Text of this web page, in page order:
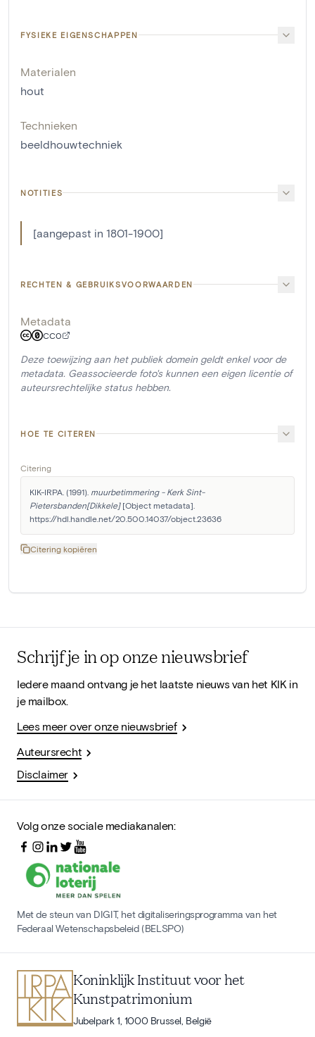
FYSIEKE EIGENSCHAPPEN
Materialen
hout
Technieken
beeldhouwtechniek
NOTITIES
[aangepast in 1801-1900]
RECHTEN & GEBRUIKSVOORWAARDEN
Metadata
CC0
Deze toewijzing aan het publiek domein geldt enkel voor de
metadata. Geassocieerde foto's kunnen een eigen licentie of
auteursrechtelijke status hebben.
HOE TE CITEREN
Citering
KIK-IRPA. (1991). muurbetimmering - Kerk Sint-
Pietersbanden[Dikkele] [Object metadata].
https://hdl.handle.net/20.500.14037/object.23636
Citering kopiëren
Schrijf je in op onze nieuwsbrief
Iedere maand ontvang je het laatste nieuws van het KIK in
je mailbox.
Lees meer over onze nieuwsbrief
Auteursrecht
Disclaimer
Volg onze sociale mediakanalen:
Met de steun van DIGIT, het digitaliseringsprogramma van het
Federaal Wetenschapsbeleid (BELSPO)
Koninklijk Instituut voor het
Kunstpatrimonium
Jubelpark 1, 1000 Brussel, België